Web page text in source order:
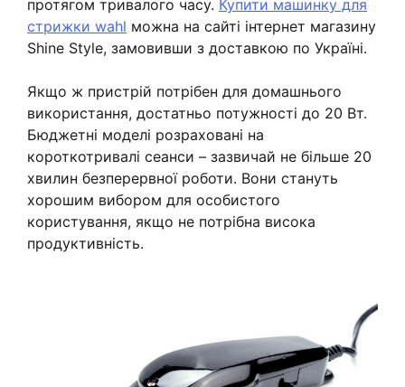
протягом тривалого часу. Купити машинку для
стрижки wahl можна на сайті інтернет магазину
Shine Style, замовивши з доставкою по Україні.
Якщо ж пристрій потрібен для домашнього
використання, достатньо потужності до 20 Вт.
Бюджетні моделі розраховані на
короткотривалі сеанси – зазвичай не більше 20
хвилин безперервної роботи. Вони стануть
хорошим вибором для особистого
користування, якщо не потрібна висока
продуктивність.